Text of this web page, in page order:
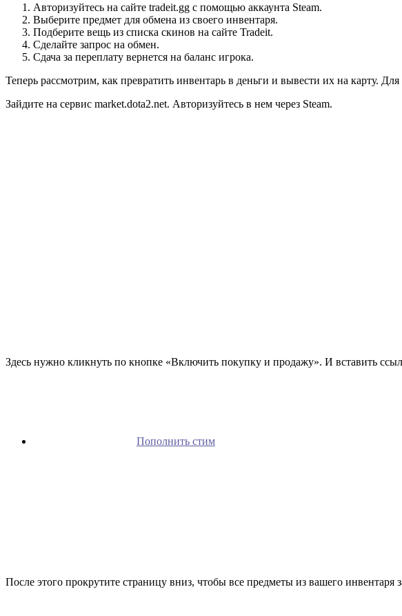
Авторизуйтесь на сайте tradeit.gg с помощью аккаунта Steam.
Выберите предмет для обмена из своего инвентаря.
Подберите вещь из списка скинов на сайте Tradeit.
Сделайте запрос на обмен.
Сдача за переплату вернется на баланс игрока.
Теперь рассмотрим, как превратить инвентарь в деньги и вывести их на карту.
Зайдите на сервис market.dota2.net. Авторизуйтесь в нем через Steam.
Здесь нужно кликнуть по кнопке «Включить покупку и продажу». И вставить
Пополнить стим
После этого прокрутите страницу вниз, чтобы все предметы из вашего инвентаря